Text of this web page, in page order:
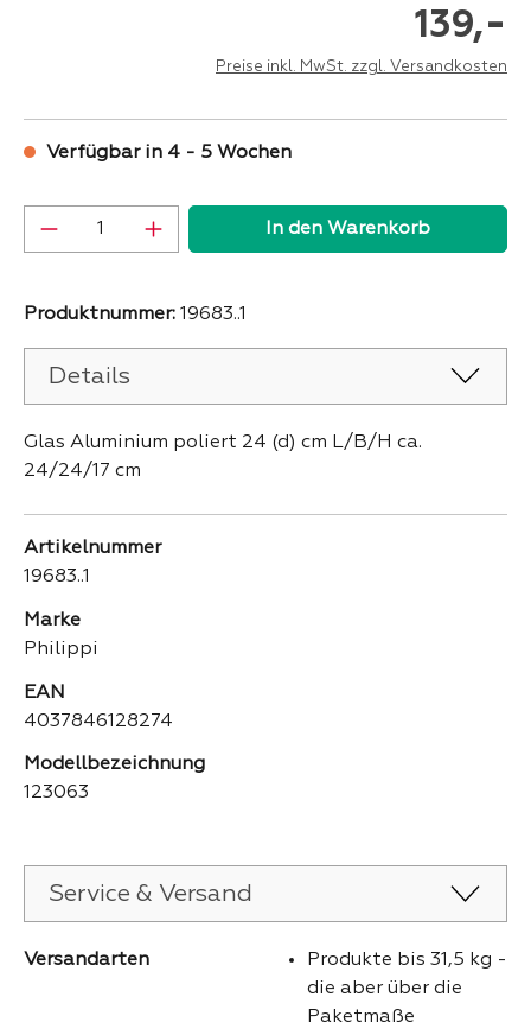
139,-
Preise inkl. MwSt. zzgl. Versandkosten
Verfügbar in 4 - 5 Wochen
Produkt Anzahl: Gib den gewünschten
In den Warenkorb
Produktnummer: 19683..1
Details
Glas Aluminium poliert 24 (d) cm L/B/H ca.
24/24/17 cm
Artikelnummer
19683..1
Marke
Philippi
EAN
4037846128274
Modellbezeichnung
123063
Service & Versand
Versandarten
Produkte bis 31,5 kg -
die aber über die
Paketmaße